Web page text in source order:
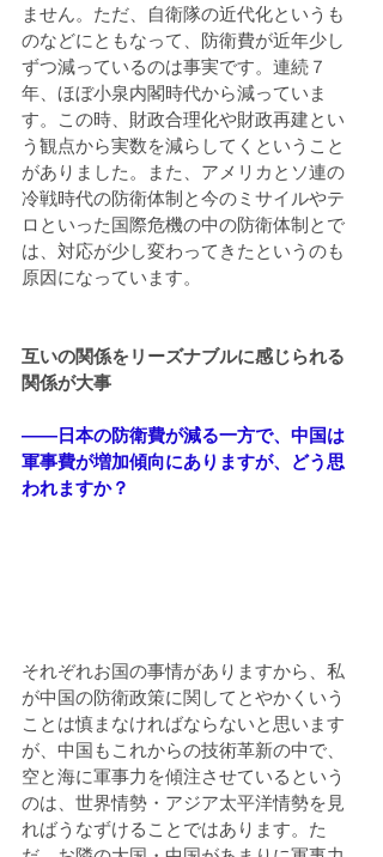
ません。ただ、自衛隊の近代化というも
のなどにともなって、防衛費が近年少し
ずつ減っているのは事実です。連続７
年、ほぼ小泉内閣時代から減っていま
す。この時、財政合理化や財政再建とい
う観点から実数を減らしてくということ
がありました。また、アメリカとソ連の
冷戦時代の防衛体制と今のミサイルやテ
ロといった国際危機の中の防衛体制とで
は、対応が少し変わってきたというのも
原因になっています。
互いの関係をリーズナブルに感じられる
関係が大事
――日本の防衛費が減る一方で、中国は
軍事費が増加傾向にありますが、どう思
われますか？
それぞれお国の事情がありますから、私
が中国の防衛政策に関してとやかくいう
ことは慎まなければならないと思います
が、中国もこれからの技術革新の中で、
空と海に軍事力を傾注させているという
のは、世界情勢・アジア太平洋情勢を見
ればうなずけることではあります。た